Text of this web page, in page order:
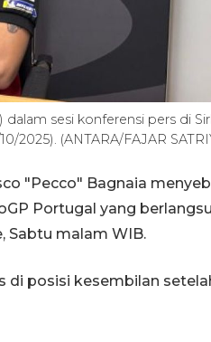
sesi konferensi pers di
2025). (ANTARA/FAJAR
"Pecco" Bagnaia
Portugal yang
Sabtu malam WIB.
di posisi kesembilan